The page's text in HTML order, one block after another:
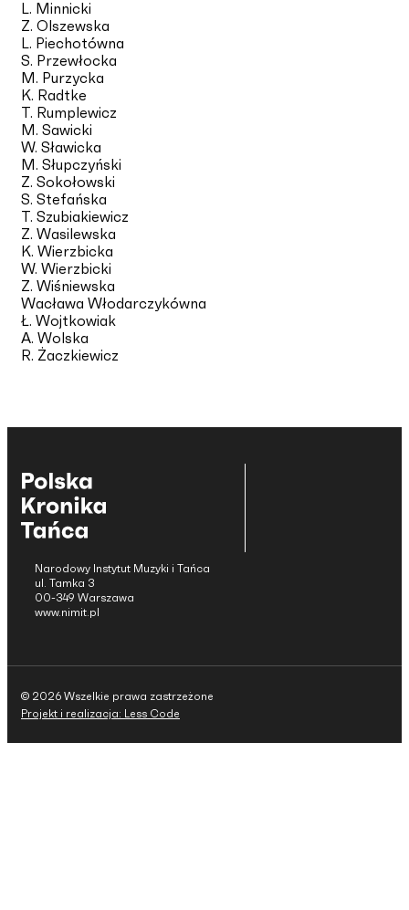
L. Minnicki
Z. Olszewska
L. Piechotówna
S. Przewłocka
M. Purzycka
K. Radtke
T. Rumplewicz
M. Sawicki
W. Sławicka
M. Słupczyński
Z. Sokołowski
S. Stefańska
T. Szubiakiewicz
Z. Wasilewska
K. Wierzbicka
W. Wierzbicki
Z. Wiśniewska
Wacława Włodarczykówna
Ł. Wojtkowiak
A. Wolska
R. Żaczkiewicz
Narodowy Instytut Muzyki i Tańca
ul. Tamka 3
00-349 Warszawa
www.nimit.pl
© 2026 Wszelkie prawa zastrzeżone
Projekt i realizacja: Less Code